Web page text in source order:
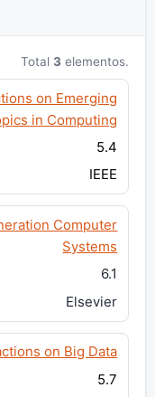
Total 3 elementos.
on Emerging
in Computing
5.4
IEEE
Computer
Systems
6.1
Elsevier
on Big Data
5.7